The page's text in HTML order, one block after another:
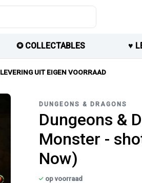
✪ COLLECTABLES ♥︎
LEVERING UIT EIGEN VOORRAAD
DUNGEONS & DRAGONS
Dungeons &
Monster -
Now)
op voorraad